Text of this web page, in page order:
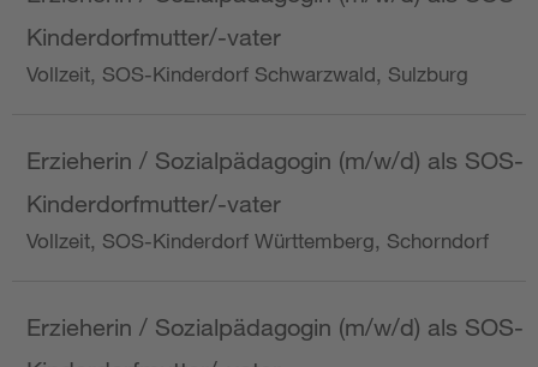
Kinderdorfmutter/-vater
Vollzeit, SOS-Kinderdorf Schwarzwald, Sulzburg
Erzieherin / Sozialpädagogin (m/w/d) als SOS-
Kinderdorfmutter/-vater
Vollzeit, SOS-Kinderdorf Württemberg, Schorndorf
Erzieherin / Sozialpädagogin (m/w/d) als SOS-